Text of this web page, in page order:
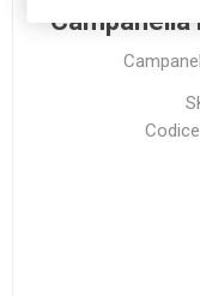
Campanella